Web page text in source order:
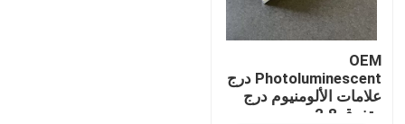
إشراق درج فوتولومينيسسينت
علامات مسار الخروج فوتولومينيسسينت
OEM
Photoluminescent درج
علامات الألومنيوم درج
متفوق 2.8 مم